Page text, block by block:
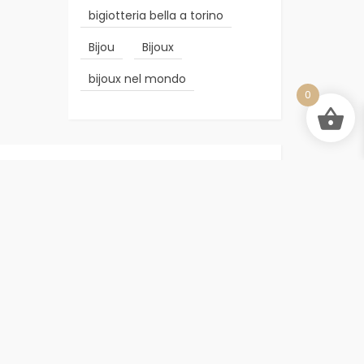
bigiotteria bella a torino
Bijou
Bijoux
bijoux nel mondo
0